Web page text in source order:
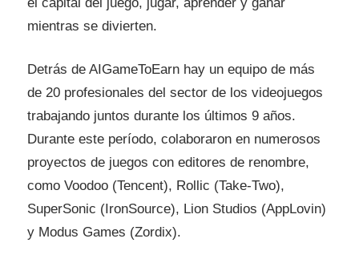
mientras se divierten.
Detrás de AIGameToEarn hay un equipo de más
de 20 profesionales del sector de los videojuegos
trabajando juntos durante los últimos 9 años.
Durante este período, colaboraron en numerosos
proyectos de juegos con editores de renombre,
como Voodoo (Tencent), Rollic (Take-Two),
SuperSonic (IronSource), Lion Studios (AppLovin)
y Modus Games (Zordix).